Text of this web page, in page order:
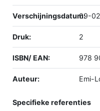
Verschijningsdatum:09-
Druk: 2
ISBN/ EAN: 978
Auteur: Emi-
Specifieke referenties